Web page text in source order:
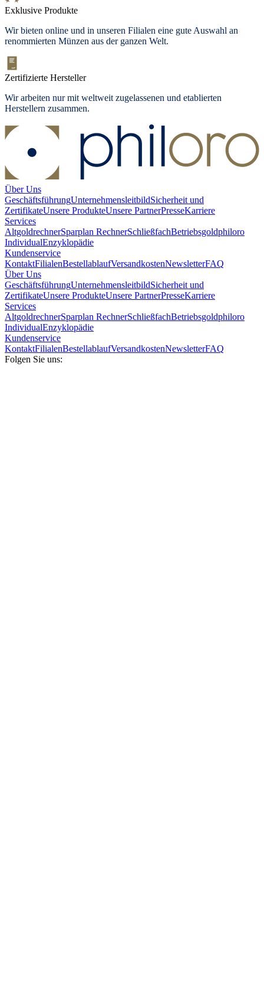
Exklusive Produkte
Wir bieten online und in unseren Filialen eine gute Auswahl an
renommierten Münzen aus der ganzen Welt.
Zertifizierte Hersteller
Wir arbeiten nur mit weltweit zugelassenen und etablierten
Herstellern zusammen.
Über Uns
GeschäftsführungUnternehmensleitbildSicherheit und
ZertifikateUnsere ProdukteUnsere PartnerPresseKarriere
Services
AltgoldrechnerSparplan RechnerSchließfachBetriebsgoldphiloro
IndividualEnzyklopädie
Kundenservice
KontaktFilialenBestellablaufVersandkostenNewsletterFAQ
Über Uns
GeschäftsführungUnternehmensleitbildSicherheit und
ZertifikateUnsere ProdukteUnsere PartnerPresseKarriere
Services
AltgoldrechnerSparplan RechnerSchließfachBetriebsgoldphiloro
IndividualEnzyklopädie
Kundenservice
KontaktFilialenBestellablaufVersandkostenNewsletterFAQ
Folgen Sie uns: